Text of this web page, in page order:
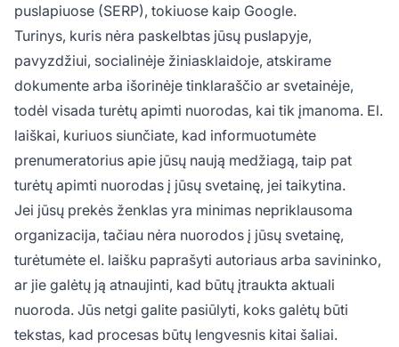
puslapiuose (SERP), tokiuose kaip Google.
Turinys, kuris nėra paskelbtas jūsų puslapyje,
pavyzdžiui, socialinėje žiniasklaidoje, atskirame
dokumente arba išorinėje tinklaraščio ar svetainėje,
todėl visada turėtų apimti nuorodas, kai tik įmanoma. El.
laiškai, kuriuos siunčiate, kad informuotumėte
prenumeratorius apie jūsų naują medžiagą, taip pat
turėtų apimti nuorodas į jūsų svetainę, jei taikytina.
Jei jūsų prekės ženklas yra minimas nepriklausoma
organizacija, tačiau nėra nuorodos į jūsų svetainę,
turėtumėte el. laišku paprašyti autoriaus arba savininko,
ar jie galėtų ją atnaujinti, kad būtų įtraukta aktuali
nuoroda. Jūs netgi galite pasiūlyti, koks galėtų būti
tekstas, kad procesas būtų lengvesnis kitai šaliai.